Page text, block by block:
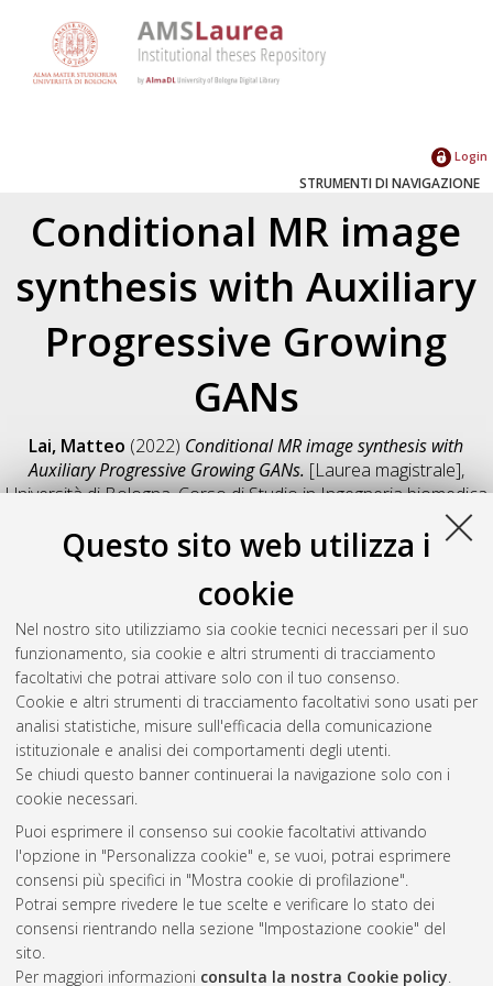
Questo sito web utilizza i
cookie
Nel nostro sito utilizziamo sia cookie tecnici necessari per il suo
funzionamento, sia cookie e altri strumenti di tracciamento
facoltativi che potrai attivare solo con il tuo consenso.
Cookie e altri strumenti di tracciamento facoltativi sono usati per
analisi statistiche, misure sull'efficacia della comunicazione
istituzionale e analisi dei comportamenti degli utenti.
Se chiudi questo banner continuerai la navigazione solo con i
cookie necessari.
Puoi esprimere il consenso sui cookie facoltativi attivando
l'opzione in "Personalizza cookie" e, se vuoi, potrai esprimere
consensi più specifici in "Mostra cookie di profilazione".
Potrai sempre rivedere le tue scelte e verificare lo stato dei
consensi rientrando nella sezione "Impostazione cookie" del
sito.
Per maggiori informazioni consulta la nostra Cookie policy.
Login
STRUMENTI DI NAVIGAZIONE
Conditional MR image
synthesis with Auxiliary
Progressive Growing
GANs
Lai, Matteo (2022) Conditional MR image synthesis with
Auxiliary Progressive Growing GANs. [Laurea magistrale],
Università di Bologna, Corso di Studio inIngegneria biomedica
, Documento full-text non disponibile
Salva citazione
Condividi
Il full-text non è disponibile per scelta dell'autore. (
Abstract
Altri metadati
Gestione del documento:
Atom
Rss 1.0
Rss 2.0
AMS Laurea